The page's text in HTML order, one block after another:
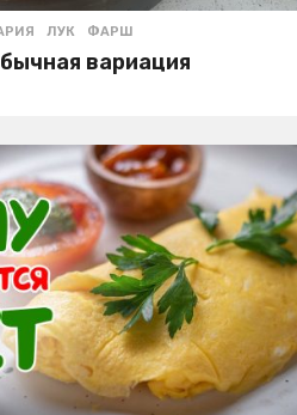
,ЛУК ,ФАРШ
вариация